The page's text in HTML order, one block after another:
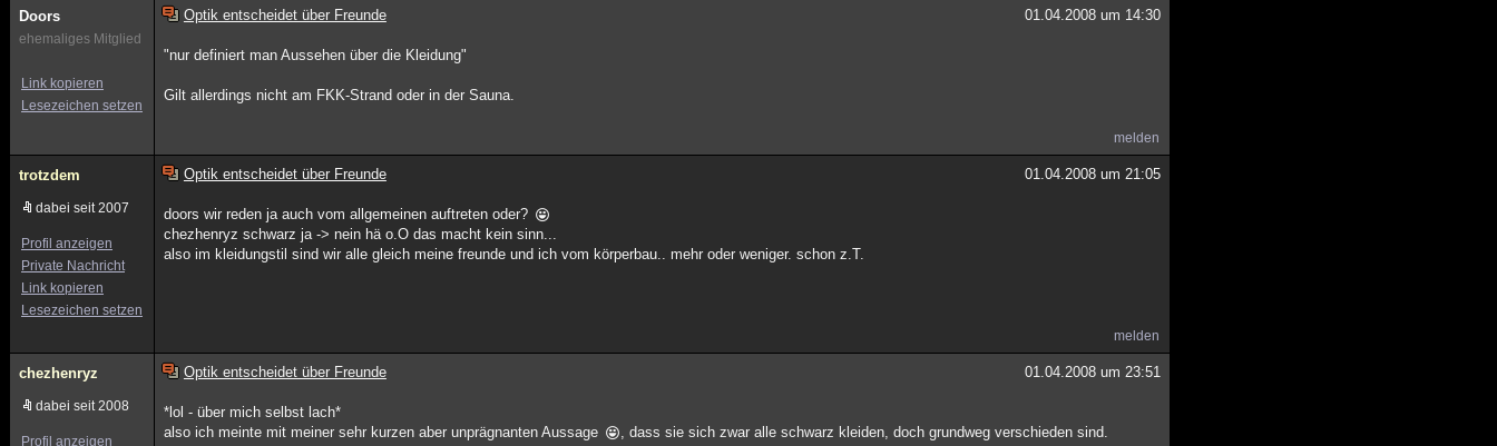
Doors
ehemaliges Mitglied
Link kopieren
Lesezeichen setzen
Optik entscheidet über Freunde 01.04.2008 um 14:30
"nur definiert man Aussehen über die Kleidung"
Gilt allerdings nicht am FKK-Strand oder in der Sauna.
melden
trotzdem
dabei seit 2007
Profil anzeigen
Private Nachricht
Link kopieren
Lesezeichen setzen
Optik entscheidet über Freunde 01.04.2008 um 21:05
doors wir reden ja auch vom allgemeinen auftreten oder?
chezhenryz schwarz ja -> nein hä o.O das macht kein sinn...
also im kleidungstil sind wir alle gleich meine freunde und ich vom körperbau.. mehr oder weniger. schon z.T.
melden
chezhenryz
dabei seit 2008
Profil anzeigen
Optik entscheidet über Freunde 01.04.2008 um 23:51
*lol - über mich selbst lach*
also ich meinte mit meiner sehr kurzen aber unprägnanten Aussage
, dass sie sich zwar alle schwarz kleiden, doch grundweg verschieden sind.